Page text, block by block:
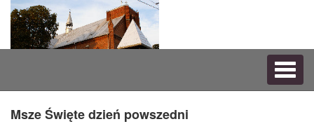
Msze Święte dzień powszedni